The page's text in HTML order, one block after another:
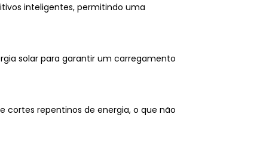
inteligentes, permitindo uma
solar para garantir um carregamento
repentinos de energia, o que não